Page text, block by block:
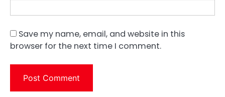
Save my name, email, and website in this
browser for the next time I comment.